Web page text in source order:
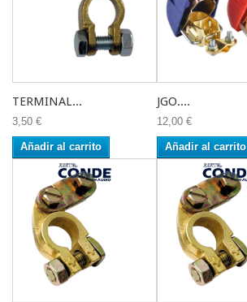
TERMINAL...
3,50 €
Añadir al carrito
JGO....
12,00 €
Añadir al carrito